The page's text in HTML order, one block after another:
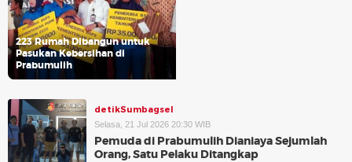
223 Rumah Dibangun untuk
Pasukan Kebersihan di
Prabumulih
detikSumbagsel
Selasa, 21 Jul 2026 20:30 WIB
Pemuda di Prabumulih Dianiaya Sejumlah
Orang, Satu Pelaku Ditangkap